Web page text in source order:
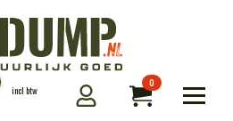
incl btw
0